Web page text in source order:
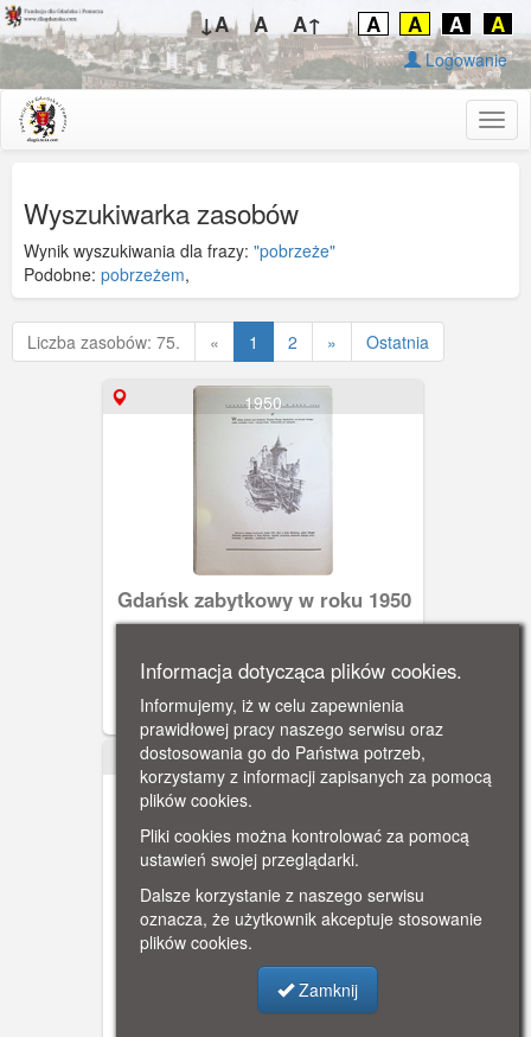
↓A A A↑ A A A A
Logowanie
Wyszukiwarka zasobów
Wynik wyszukiwania dla frazy: "pobrzeże"
Podobne: pobrzeżem,
Liczba zasobów: 75. « Poprzednia
1 2 » Ostatnia
1950
Gdańsk zabytkowy w roku 1950
wzniesiona w drugiej połowie XV w. na
miejscu znajdującej się tu wcześniej
Baszty Rybackiej, stanowiącej część
umocnień zamku krzyżackiego.
Mieszkańcy Gdańska rychło po
wygnaniu Krzyżaków z miasta (1454 r.)
zburzyli wszystkie ich budowle,
zostawiając gdzieniegdzie tylko
fundamenty. Basztę Łabędź
posadowiono właśnie na fundamentach
poprzedniej Baszty Rybackiej,
nawiązując zresztą do jej formy.
Podstawową różnicą było inne
usytuowanie płaskiego ścięcia cylindra
baszty – tym razem od strony miasta, a
nie od strony zamku.
1951
Gdańsk zabytkowy w roku 1950
Okładka publikacji "Gdańsk zabytkowy
w roku 1950". Na okładce fragment
Informacja dotycząca plików cookies.
Informujemy, iż w celu zapewnienia
prawidłowej pracy naszego serwisu oraz
dostosowania go do Państwa potrzeb,
korzystamy z informacji zapisanych za pomocą
plików cookies.
Pliki cookies można kontrolować za pomocą
ustawień swojej przeglądarki.
Dalsze korzystanie z naszego serwisu
oznacza, że użytkownik akceptuje stosowanie
plików cookies.
Zamknij